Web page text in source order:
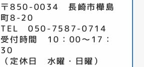
〒850-0034 長崎市樺島
町8-20
TEL 050-7587-0714
受付時間 10：00～17：
30
（定休日 水曜・日曜）